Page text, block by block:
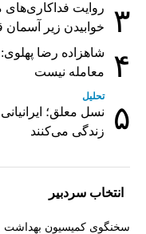
۳
خوابیدن زیر آسمان
۴
شاهزاده رضا
معامله نیست
۵
تحلیل
نسل معلق؛
زندگی می‌کنند
انتخاب سردبیر
سخنگوی کمیسیون